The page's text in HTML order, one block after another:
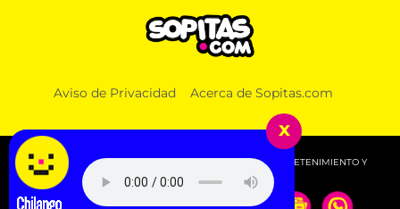
Aviso de Privacidad Acerca de Sopitas.com
© 2026 SOPITAS.COM - MÚSICA, NOTICIAS, DEPORTES, ENTRETENIMIENTO Y
MÁS!.
x